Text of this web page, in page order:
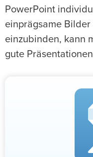
PowerPoint
einprägsame
einzubinden, kann
gute